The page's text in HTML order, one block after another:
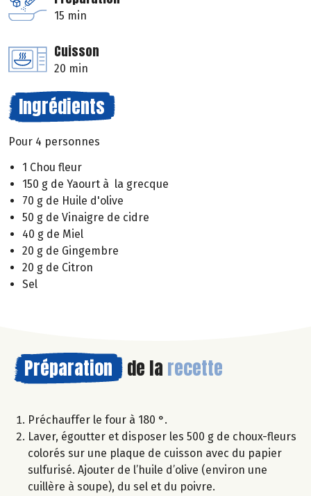
15 min
Cuisson
20 min
Ingrédients
Pour 4 personnes
1 Chou fleur
150 g de Yaourt à la grecque
70 g de Huile d'olive
50 g de Vinaigre de cidre
40 g de Miel
20 g de Gingembre
20 g de Citron
Sel
Préparation de la recette
Préchauffer le four à 180 °.
Laver, égoutter et disposer les 500 g de choux-fleurs
colorés sur une plaque de cuisson avec du papier
sulfurisé. Ajouter de l’huile d’olive (environ une
cuillère à soupe), du sel et du poivre.